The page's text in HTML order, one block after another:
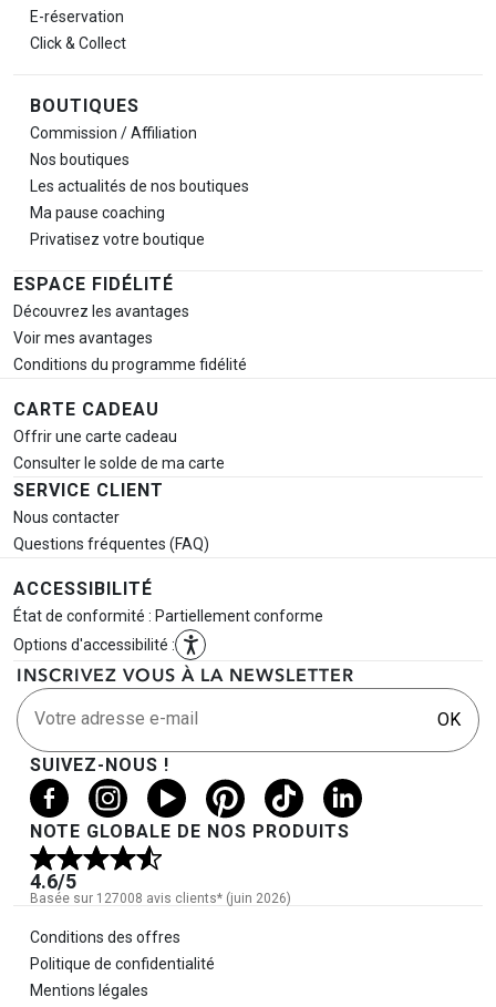
E-réservation
Click & Collect
BOUTIQUES
Commission / Affiliation
Nos boutiques
Les actualités de nos boutiques
Ma pause coaching
Privatisez votre boutique
ESPACE FIDÉLITÉ
Découvrez les avantages
Voir mes avantages
Conditions du programme fidélité
CARTE CADEAU
Offrir une carte cadeau
Consulter le solde de ma carte
SERVICE CLIENT
Nous contacter
Questions fréquentes (FAQ)
ACCESSIBILITÉ
État de conformité : Partiellement conforme
Options d'accessibilité :
INSCRIVEZ VOUS À LA NEWSLETTER
Votre adresse e-mail OK
SUIVEZ-NOUS !
NOTE GLOBALE DE NOS PRODUITS
4.6/5
Basée sur 127008 avis clients* (juin 2026)
Informations légales
Conditions des offres
Politique de confidentialité
Mentions légales